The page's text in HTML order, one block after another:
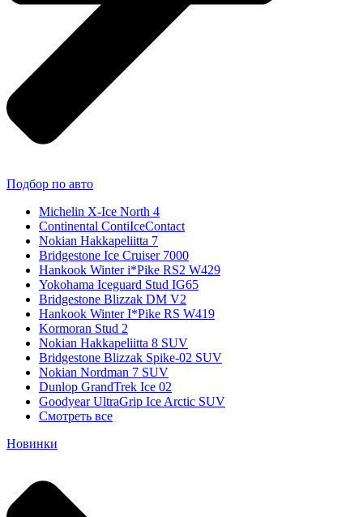
Подбор по авто
Michelin X-Ice North 4
Continental ContiIceContact
Nokian Hakkapeliitta 7
Bridgestone Ice Cruiser 7000
Hankook Winter i*Pike RS2 W429
Yokohama Iceguard Stud IG65
Bridgestone Blizzak DM V2
Hankook Winter I*Pike RS W419
Kormoran Stud 2
Nokian Hakkapeliitta 8 SUV
Bridgestone Blizzak Spike-02 SUV
Nokian Nordman 7 SUV
Dunlop GrandTrek Ice 02
Goodyear UltraGrip Ice Arctic SUV
Смотреть все
Новинки